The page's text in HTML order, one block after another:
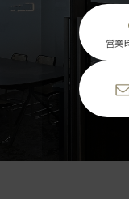
営業